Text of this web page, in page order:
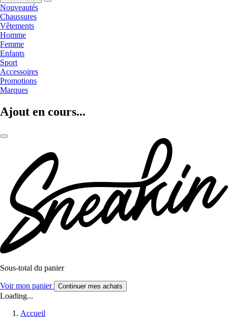
Nouveautés
Chaussures
Vêtements
Homme
Femme
Enfants
Sport
Accessoires
Promotions
Marques
Ajout en cours...
Sous-total du panier
Voir mon panier Continuer mes achats
Loading...
Accueil